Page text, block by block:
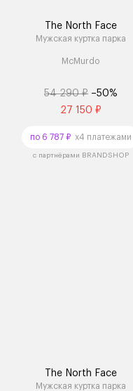
The North Face
Мужская куртка парка
McMurdo
54 290 ₽ –50%
27 150 ₽
по 6 787 ₽ x4 платежами
с партнёрами BRANDSHOP
The North Face
Мужская куртка парка